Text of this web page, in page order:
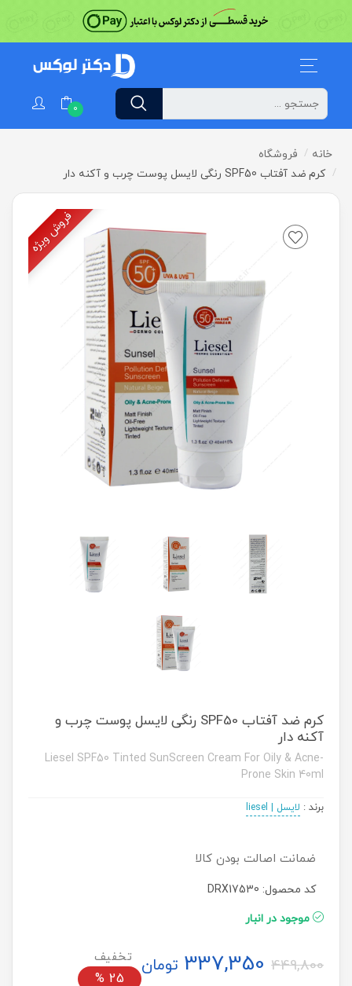
0
خانه
فروشگاه
کرم ضد آفتاب SPF50 رنگی لایسل پوست چرب و آکنه دار
فروش ویژه
کرم ضد آفتاب SPF50 رنگی لایسل پوست چرب و
آکنه دار
Liesel SPF50 Tinted SunScreen Cream For Oily & Acne-
Prone Skin 40ml
برند : لایسل | liesel
ضمانت اصالت بودن کالا
کد محصول: DRX17530
موجود در انبار
449,800 تومان
25
%